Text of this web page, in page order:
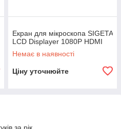
Екран для мікроскопа SIGETA
LCD Displayer 1080P HDMI
Немає в наявності
Ціну уточнюйте